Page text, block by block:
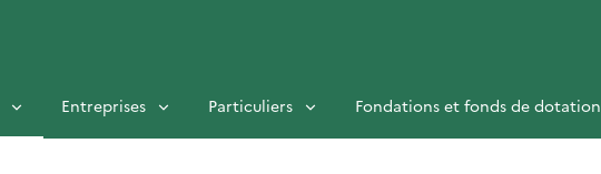
Entreprises Particuliers Fondations et fonds de dotation